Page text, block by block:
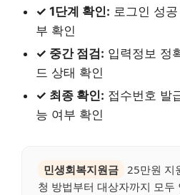
✓ 1단계 확인: 로그인 성
부 확인
✓ 중간 점검: 입력정보 정
드 상태 확인
✓ 최종 확인: 접수번호 발
능 여부 확인
민생회복지원금
25만원 지
청 방법부터 대상자까지 모두